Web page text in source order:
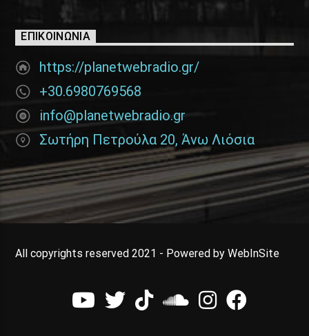
ΕΠΙΚΟΙΝΩΝΊΑ
https://planetwebradio.gr/
+30.6980769568
info@planetwebradio.gr
Σωτήρη Πετρούλα 20, Άνω Λιόσια
All copyrights reserved 2021 - Powered by WebInSite